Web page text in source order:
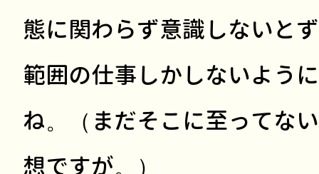
態に関わらず意識しないと
範囲の仕事しかしないよう
ね。（まだそこに至ってな
想ですが。）